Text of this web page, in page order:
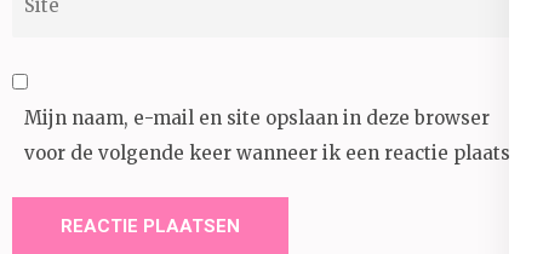
Mijn naam, e-mail en site opslaan in deze browser
voor de volgende keer wanneer ik een reactie plaats.